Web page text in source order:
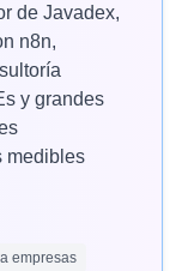
de Javadex,
n8n,
y grandes
medibles
empresas